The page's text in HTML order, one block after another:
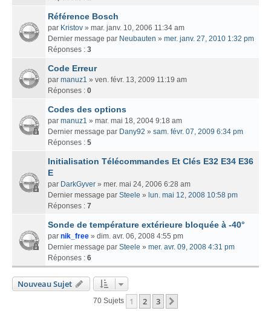
Référence Bosch
par Kristov » mar. janv. 10, 2006 11:34 am
Dernier message par Neubauten » mer. janv. 27, 2010 1:32 pm
Réponses : 3
Code Erreur
par manuz1 » ven. févr. 13, 2009 11:19 am
Réponses : 0
Codes des options
par manuz1 » mar. mai 18, 2004 9:18 am
Dernier message par Dany92 » sam. févr. 07, 2009 6:34 pm
Réponses : 5
Initialisation Télécommandes Et Clés E32 E34 E36
E
par DarkGyver » mer. mai 24, 2006 6:28 am
Dernier message par Steele » lun. mai 12, 2008 10:58 pm
Réponses : 7
Sonde de température extérieure bloquée à -40°
par nik_free » dim. avr. 06, 2008 4:55 pm
Dernier message par Steele » mer. avr. 09, 2008 4:31 pm
Réponses : 6
Nouveau Sujet
70 Sujets 1 2 3